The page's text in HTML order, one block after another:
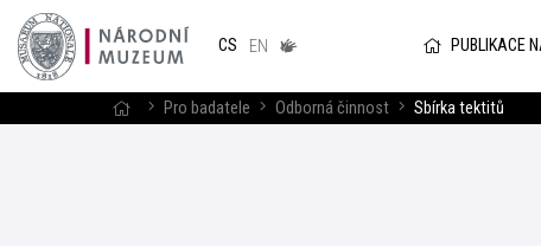
CS EN
v českém
PUBLIKACE
Pro badatele Odborná činnost Sbírka tektitů